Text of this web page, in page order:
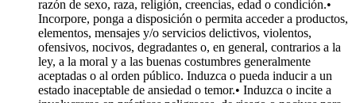
razón de sexo, raza, religión, creencias, edad o condición.•
Incorpore, ponga a disposición o permita acceder a productos,
elementos, mensajes y/o servicios delictivos, violentos,
ofensivos, nocivos, degradantes o, en general, contrarios a la
ley, a la moral y a las buenas costumbres generalmente
aceptadas o al orden público. Induzca o pueda inducir a un
estado inaceptable de ansiedad o temor.• Induzca o incite a